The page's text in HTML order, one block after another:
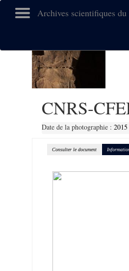
Archives scientifiques
CNRS-
Date de la photographie : 2015
Consulter le document